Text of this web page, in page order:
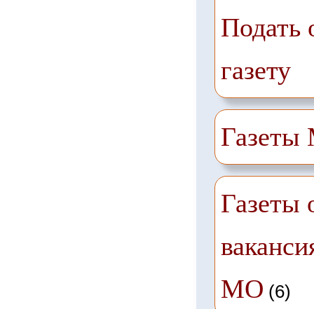
Подать
газету
Газеты
МО (6)